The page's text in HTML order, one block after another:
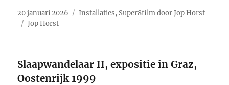
Geplaatst
op
20 januari 2026 Categorieën
Installaties, Super8film door Jop Horst
Tags
Jop Horst
Slaapwandelaar II, expositie in Graz,
Oostenrijk 1999